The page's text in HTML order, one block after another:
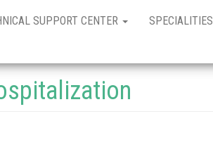
SUPPORT CENTER SPECIALITIES